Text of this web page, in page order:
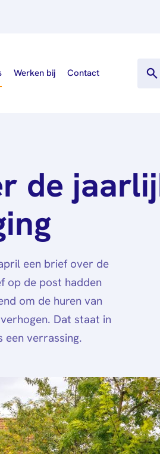
Werken bij Contact
de
een brief over de
op de post hadden
om de huren van
Dat staat in
verrassing.